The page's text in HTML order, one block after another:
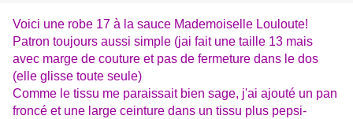
Voici une robe 17 à la sauce Mademoiselle Louloute!
Patron toujours aussi simple (jai fait une taille 13 mais
avec marge de couture et pas de fermeture dans le dos
(elle glisse toute seule)
Comme le tissu me paraissait bien sage, j'ai ajouté un pan
froncé et une large ceinture dans un tissu plus pepsi-